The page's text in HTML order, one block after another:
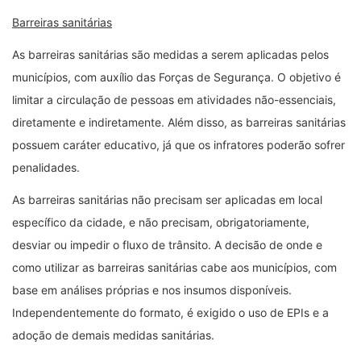
Barreiras sanitárias
As barreiras sanitárias são medidas a serem aplicadas pelos
municípios, com auxílio das Forças de Segurança. O objetivo é
limitar a circulação de pessoas em atividades não-essenciais,
diretamente e indiretamente. Além disso, as barreiras sanitárias
possuem caráter educativo, já que os infratores poderão sofrer
penalidades.
As barreiras sanitárias não precisam ser aplicadas em local
específico da cidade, e não precisam, obrigatoriamente,
desviar ou impedir o fluxo de trânsito. A decisão de onde e
como utilizar as barreiras sanitárias cabe aos municípios, com
base em análises próprias e nos insumos disponíveis.
Independentemente do formato, é exigido o uso de EPIs e a
adoção de demais medidas sanitárias.